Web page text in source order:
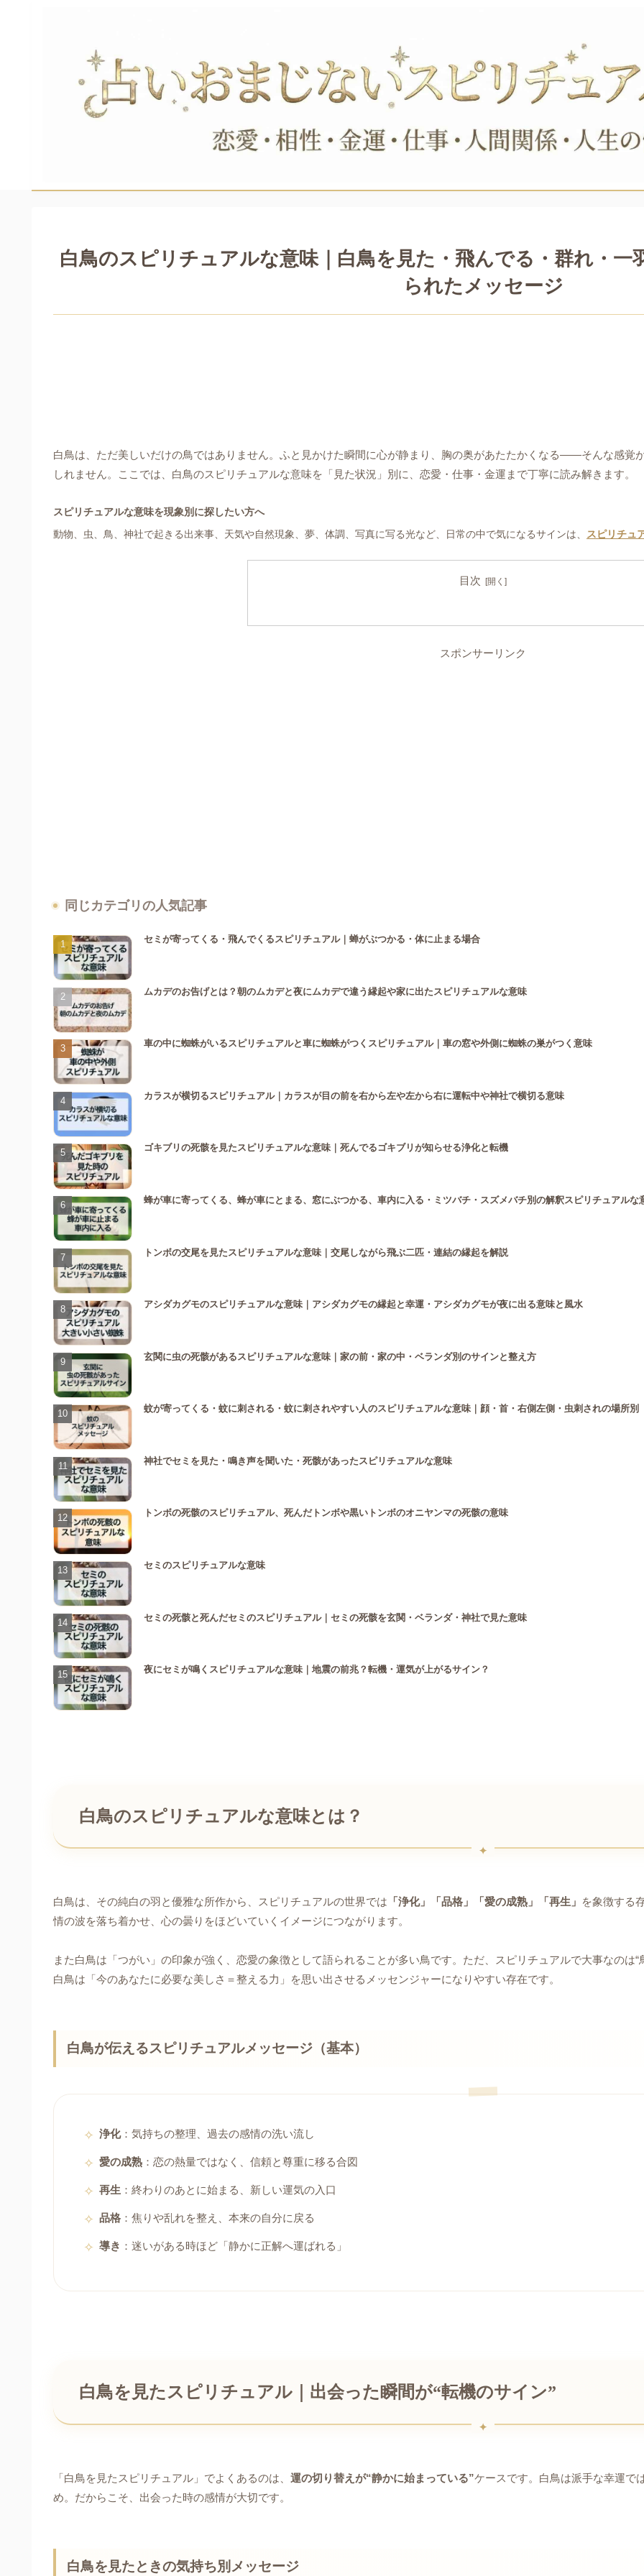
白鳥のスピリチュアルな意味｜白鳥を見た・飛んでる・群れ・一
られたメッセージ
白鳥は、ただ美しいだけの鳥ではありません。ふと見かけた瞬間に心が静まり、胸の奥があたたかくなる――そんな感覚
しれません。ここでは、白鳥のスピリチュアルな意味を「見た状況」別に、恋愛・仕事・金運まで丁寧に読み解きます。
スピリチュアルな意味を現象別に探したい方へ
動物、虫、鳥、神社で起きる出来事、天気や自然現象、夢、体調、写真に写る光など、日常の中で気になるサインは、
スピリチュ
目次
スポンサーリンク
同じカテゴリの人気記事
セミが寄ってくる・飛んでくるスピリチュアル｜蝉がぶつかる・体に止まる場合
ムカデのお告げとは？朝のムカデと夜にムカデで違う縁起や家に出たスピリチュアルな意味
車の中に蜘蛛がいるスピリチュアルと車に蜘蛛がつくスピリチュアル｜車の窓や外側に蜘蛛の巣がつく意味
カラスが横切るスピリチュアル｜カラスが目の前を右から左や左から右に運転中や神社で横切る意味
ゴキブリの死骸を見たスピリチュアルな意味｜死んでるゴキブリが知らせる浄化と転機
蜂が車に寄ってくる、蜂が車にとまる、窓にぶつかる、車内に入る・ミツバチ・スズメバチ別の解釈スピリチュアルな
トンボの交尾を見たスピリチュアルな意味｜交尾しながら飛ぶ二匹・連結の縁起を解説
アシダカグモのスピリチュアルな意味｜アシダカグモの縁起と幸運・アシダカグモが夜に出る意味と風水
玄関に虫の死骸があるスピリチュアルな意味｜家の前・家の中・ベランダ別のサインと整え方
蚊が寄ってくる・蚊に刺される・蚊に刺されやすい人のスピリチュアルな意味｜顔・首・右側左側・虫刺されの場所別
神社でセミを見た・鳴き声を聞いた・死骸があったスピリチュアルな意味
トンボの死骸のスピリチュアル、死んだトンボや黒いトンボのオニヤンマの死骸の意味
セミのスピリチュアルな意味
セミの死骸と死んだセミのスピリチュアル｜セミの死骸を玄関・ベランダ・神社で見た意味
夜にセミが鳴くスピリチュアルな意味｜地震の前兆？転機・運気が上がるサイン？
白鳥のスピリチュアルな意味とは？
白鳥は、その純白の羽と優雅な所作から、スピリチュアルの世界では 「浄化」「品格」「愛の成熟」「再生」 を象徴する
情の波を落ち着かせ、心の曇りをほどいていくイメージにつながります。
また白鳥は「つがい」の印象が強く、恋愛の象徴として語られることが多い鳥です。ただ、スピリチュアルで大事なのは“
白鳥は「今のあなたに必要な美しさ＝整える力」を思い出させるメッセンジャーになりやすい存在です。
白鳥が伝えるスピリチュアルメッセージ（基本）
浄化：気持ちの整理、過去の感情の洗い流し
愛の成熟 ：恋の熱量ではなく、信頼と尊重に移る合図
再生 ：終わりのあとに始まる、新しい運気の入口
品格 ：焦りや乱れを整え、本来の自分に戻る
導き ：迷いがある時ほど「静かに正解へ運ばれる」
白鳥を見たスピリチュアル｜出会った瞬間が“転機のサイン”
「白鳥を見たスピリチュアル」でよくあるのは、 運の切り替えが“静かに始まっている”ケースです。白鳥は派手な幸運で
め。だからこそ、出会った時の感情が大切です。
白鳥を見たときの気持ち別メッセージ